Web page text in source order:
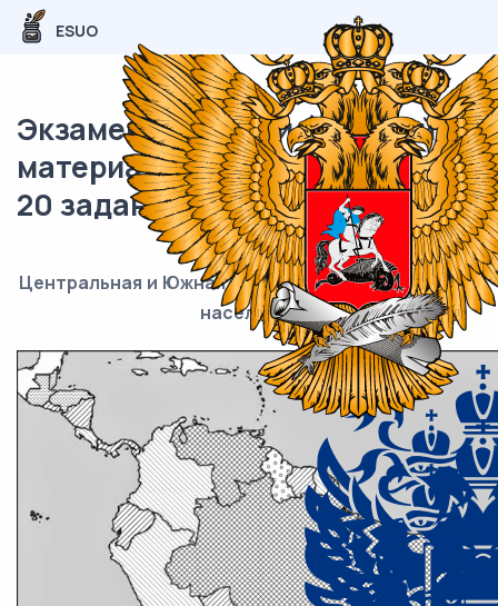
ESUO
Экзаменационный (типовой)
материал ЕГЭ / География / 19-
20 задание (24) / 26
Центральная и Южная Америка. Доля городского
населения